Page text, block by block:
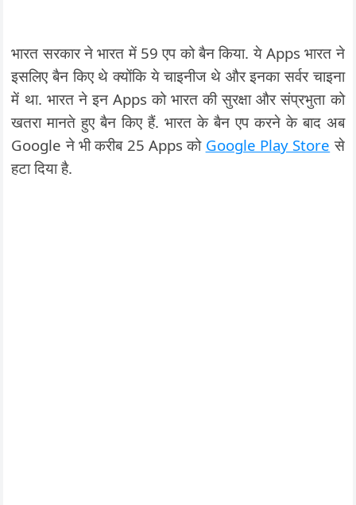
भारत सरकार ने भारत में 59 एप को बैन किया. ये Apps भारत ने
इसलिए बैन किए थे क्योंकि ये चाइनीज थे और इनका सर्वर चाइना
में था. भारत ने इन Apps को भारत की सुरक्षा और संप्रभुता को
खतरा मानते हुए बैन किए हैं. भारत के बैन एप करने के बाद अब
Google ने भी करीब 25 Apps को Google Play Store से
हटा दिया है.